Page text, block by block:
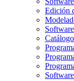
Edición